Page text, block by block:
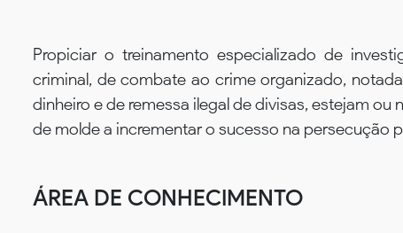
Propiciar o treinamento especializado de
criminal, de combate ao crime organizado,
dinheiro e de remessa ilegal de divisas, estejam
de molde a incrementar o sucesso na persecução
ÁREA DE CONHECIMENTO